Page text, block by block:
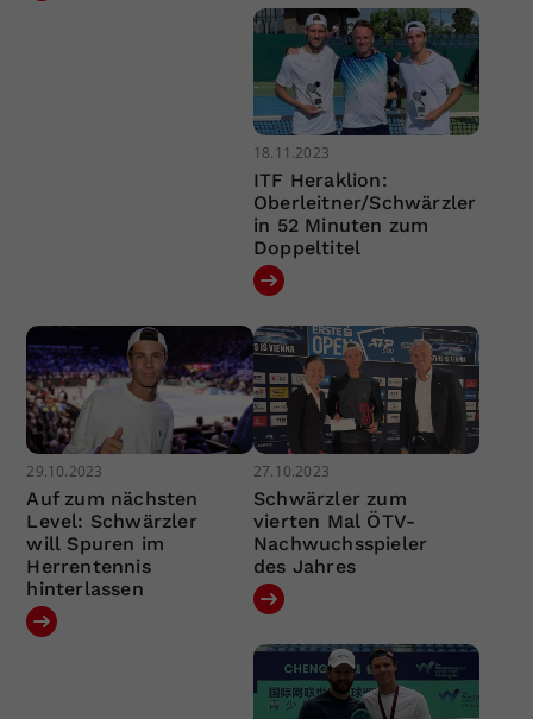
18.11.2023
ITF Heraklion:
Oberleitner/Schwärzler
in 52 Minuten zum
Doppeltitel
29.10.2023
Auf zum nächsten
Level: Schwärzler
will Spuren im
Herrentennis
hinterlassen
27.10.2023
Schwärzler zum
vierten Mal ÖTV-
Nachwuchsspieler
des Jahres